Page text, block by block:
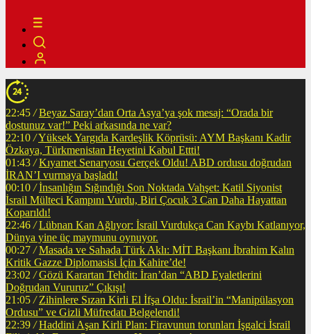
22:45 / Beyaz Saray’dan Orta Asya’ya şok mesaj: “Orada bir
dostunuz var!” Peki arkasında ne var?
22:10 /Yüksek Yargıda Kardeşlik Köprüsü: AYM Başkanı Kadir
Özkaya, Türkmenistan Heyetini Kabul Ettti!
01:43 / Kıyamet Senaryosu Gerçek Oldu! ABD ordusu doğrudan
İRAN’I vurmaya başladı!
00:10 / İnsanlığın Sığındığı Son Noktada Vahşet: Katil Siyonist
İsrail Mülteci Kampını Vurdu, Biri Çocuk 3 Can Daha Hayattan
Koparıldı!
22:46 / Lübnan Kan Ağlıyor: İsrail Vurdukça Can Kaybı Katlanıyor,
Dünya yine üç maymunu oynuyor.
00:27 / Masada ve Sahada Türk Aklı: MİT Başkanı İbrahim Kalın
Kritik Gazze Diplomasisi İçin Kahire’de!
23:02 / Gözü Karartan Tehdit: İran’dan “ABD Eyaletlerini
Doğrudan Vururuz” Çıkışı!
21:05 / Zihinlere Sızan Kirli El İfşa Oldu: İsrail’in “Manipülasyon
Ordusu” ve Gizli Müfredatı Belgelendi!
22:39 / Haddini Aşan Kirli Plan: Firavunun torunları İşgalci İsrail